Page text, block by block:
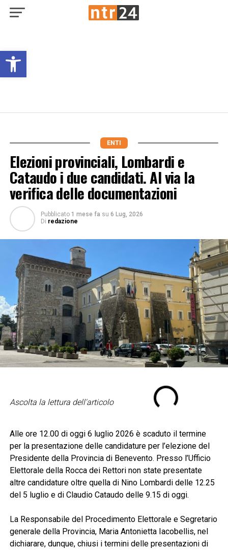
Open toolbar
ENTI
Elezioni provinciali, Lombardi e
Cataudo i due candidati. Al via la
verifica delle documentazioni
Pubblicato 1 mese fa su 6 Lug, 2026
Di redazione
Ascolta la lettura dell'articolo
Alle ore 12.00 di oggi 6 luglio 2026 è scaduto il termine
per la presentazione delle candidature per l’elezione del
Presidente della Provincia di Benevento. Presso l’Ufficio
Elettorale della Rocca dei Rettori non state presentate
altre candidature oltre quella di Nino Lombardi delle 12.25
del 5 luglio e di Claudio Cataudo delle 9.15 di oggi.
La Responsabile del Procedimento Elettorale e Segretario
generale della Provincia, Maria Antonietta Iacobellis, nel
dichiarare, dunque, chiusi i termini delle presentazioni di